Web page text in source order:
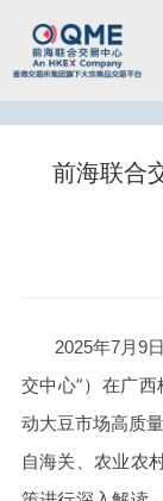
前海联合
2025年7月 9
交中心”）在广西
动大豆市场高质
自海关、农业农